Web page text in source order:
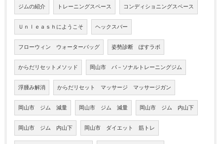
ジムの紹介 トレーニングスペース コンディショニングスペース
Ｕｎｌｅａｓｈにようこそ ヘックスバー
フローウィン ウォーターバッグ 姿勢診断 ぽすラボ
からだリセットメソッド 岡山市 パ－ソナルトレーニングジム
浮腫み解消 からだリセット マッサージ マッサージガン
岡山市 ジム 減量 岡山市 ジム 減量 岡山市 ジム 内山下
岡山市 ジム 内山下 岡山市 ダイエット 筋トレ